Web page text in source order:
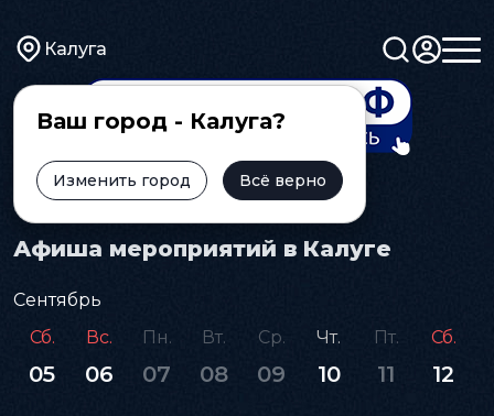
Калуга
Ваш город - Калуга?
Изменить город Всё верно
Главная Афиша
Афиша мероприятий в Калуге
Сентябрь
Сб.
05
Вс.
06
Пн.
07
Вт.
08
Ср.
09
Чт.
10
Пт.
11
Сб.
12